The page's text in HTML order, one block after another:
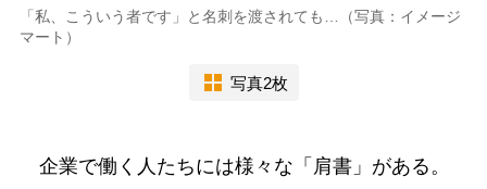
「私、こういう者です」と名刺を渡されても…（写真：イメージ
マート）
写真2枚
企業で働く人たちには様々な「肩書」がある。